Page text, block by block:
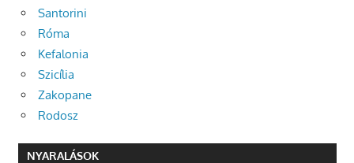
Santorini
Róma
Kefalonia
Szicília
Zakopane
Rodosz
NYARALÁSOK